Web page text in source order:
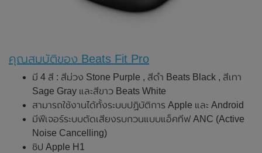
คุณสมบัติของ Beats Fit Pro
มี 4 สี : สีม่วง Stone Purple , สีดำ Beats Black , สีเทา
Sage Gray และสีขาว Beats White
สามารถใช้งานได้ทั้งระบบปฏิบัติการ Apple และ Android
มีฟีเจอร์ระบบตัดเสียงรบกวนแบบแอ็คทีฟ ANC (Active
Noise Cancelling)
ชิป Apple H1